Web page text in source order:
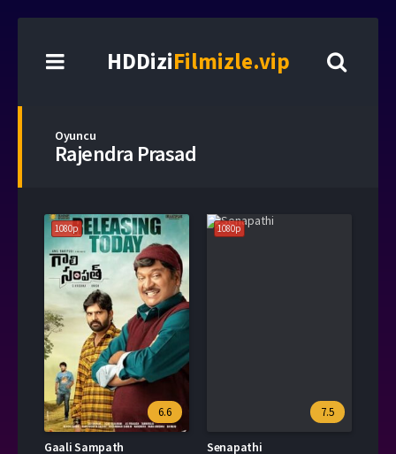
HDDiziFilmizle.vip
Oyuncu
Rajendra Prasad
1080p
6.6
Gaali Sampath
1080p
7.5
Senapathi